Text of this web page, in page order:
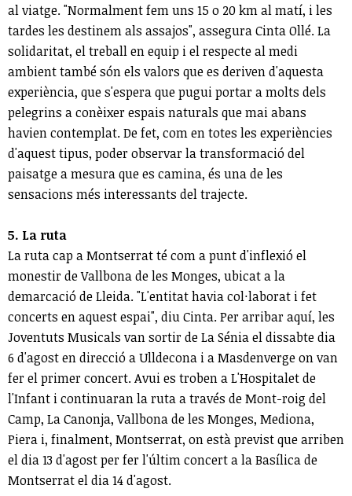
al viatge. "Normalment fem uns 15 o 20 km al matí, i les
tardes les destinem als assajos", assegura Cinta Ollé. La
solidaritat, el treball en equip i el respecte al medi
ambient també són els valors que es deriven d'aquesta
experiència, que s'espera que pugui portar a molts dels
pelegrins a conèixer espais naturals que mai abans
havien contemplat. De fet, com en totes les experiències
d'aquest tipus, poder observar la transformació del
paisatge a mesura que es camina, és una de les
sensacions més interessants del trajecte.
5. La ruta
La ruta cap a Montserrat té com a punt d'inflexió el
monestir de Vallbona de les Monges, ubicat a la
demarcació de Lleida. "L'entitat havia col·laborat i fet
concerts en aquest espai", diu Cinta. Per arribar aquí, les
Joventuts Musicals van sortir de La Sénia el dissabte dia
6 d'agost en direcció a Ulldecona i a Masdenverge on van
fer el primer concert. Avui es troben a L'Hospitalet de
l'Infant i continuaran la ruta a través de Mont-roig del
Camp, La Canonja, Vallbona de les Monges, Mediona,
Piera i, finalment, Montserrat, on està previst que arriben
el dia 13 d'agost per fer l'últim concert a la Basílica de
Montserrat el dia 14 d'agost.